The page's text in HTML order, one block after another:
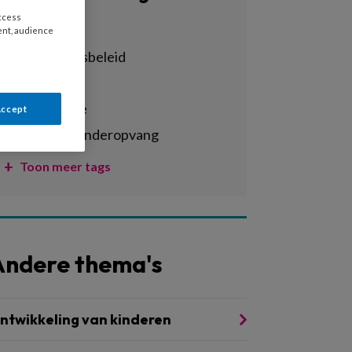
Alle tags
achterstandsbeleid
administratie
agrarische kinderopvang
Toon meer tags
thema's
van kinderen
audience